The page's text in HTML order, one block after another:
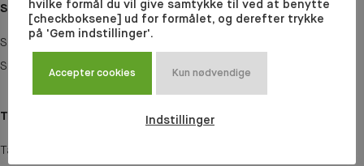
S
SKU
Stregkodescanner
T
Tarifkode
hvilke formål du vil give samtykke til ved at benytte
[checkboksene] ud for formålet, og derefter trykke
på 'Gem indstillinger'.
Accepter cookies Kun nødvendige
Indstillinger